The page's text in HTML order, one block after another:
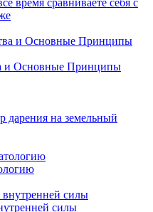
время сравниваете себя с
и Основные Принципы
дарения на земельный
силы